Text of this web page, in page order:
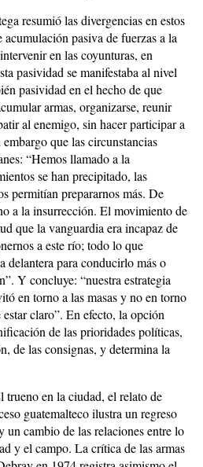
resumió las divergencias en estos
pasiva de fuerzas a la
en las coyunturas, en
pasividad se manifestaba al nivel
pasividad en el hecho de que
armas, organizarse, reunir
al enemigo, sin hacer participar a
que las circunstancias
“Hemos llamado a la
se han precipitado, las
permitían prepararnos más. De
a la insurrección. El movimiento de
que la vanguardia era incapaz de
a este río; todo lo que
delantera para conducirlo más o
Y concluye: “nuestra estrategia
en torno a las masas y no en torno
claro”. En efecto, la opción
de las prioridades políticas,
de las consignas, y determina la
trueno en la ciudad, el relato de
guatemalteco ilustra un regreso
un cambio de las relaciones entre lo
y el campo. La crítica de las armas